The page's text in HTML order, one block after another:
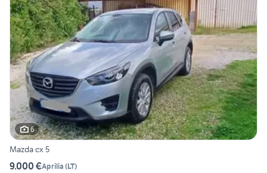
6
Mazda cx 5
9.000 €Aprilia (LT)